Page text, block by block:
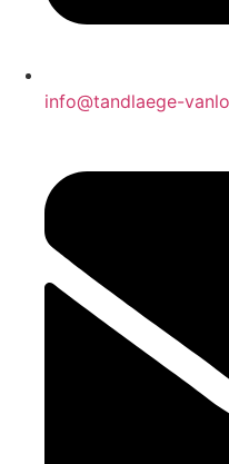
info@tandlaege-